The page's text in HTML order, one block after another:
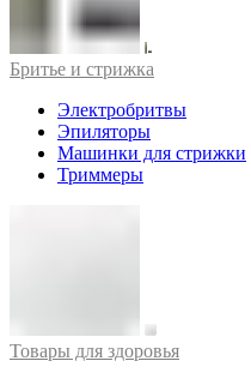
Бритье и стрижка
Электробритвы
Эпиляторы
Машинки для стрижки
Триммеры
Товары для здоровья